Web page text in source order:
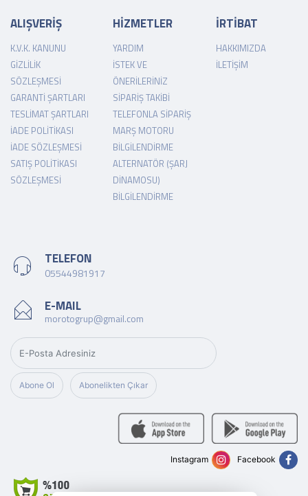
ALIŞVERİŞ
K.V.K. KANUNU
GIZLILIK
SÖZLEŞMESI
GARANTI ŞARTLARI
TESLIMAT ŞARTLARI
İADE POLITIKASI
İADE SÖZLEŞMESI
SATIŞ POLITIKASI
SÖZLEŞMESI
HİZMETLER
YARDIM
İSTEK VE
ÖNERILERINIZ
SIPARIŞ TAKIBI
TELEFONLA SIPARIŞ
MARŞ MOTORU
BILGILENDIRME
ALTERNATÖR (ŞARJ
DINAMOSU)
BILGILENDIRME
İRTİBAT
HAKKIMIZDA
İLETIŞIM
TELEFON
05544981917
E-MAIL
morotogrup@gmail.com
Abone Ol Abonelikten Çıkar
Facebook
Instagram